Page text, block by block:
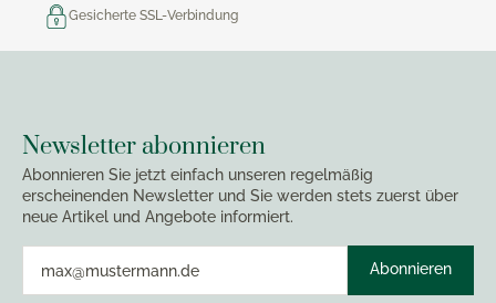
Gesicherte SSL-Verbindung
Newsletter abonnieren
Abonnieren Sie jetzt einfach unseren regelmäßig
erscheinenden Newsletter und Sie werden stets zuerst über
neue Artikel und Angebote informiert.
Abonnieren